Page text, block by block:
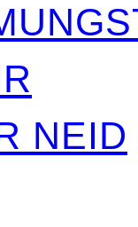
NEID